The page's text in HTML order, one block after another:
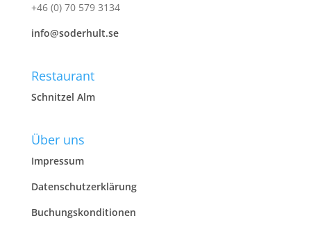
+46 (0) 70 579 3134
info@soderhult.se
Restaurant
Schnitzel Alm
Über uns
Impressum
Datenschutzerklärung
Buchungskonditionen